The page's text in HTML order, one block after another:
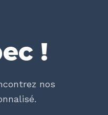
!
nos